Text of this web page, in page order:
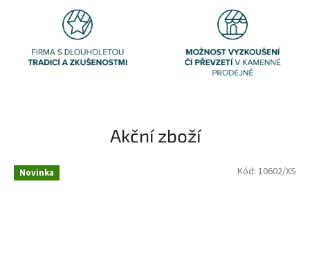
ě
Akční zboží
Novinka Kód: 10602/XS